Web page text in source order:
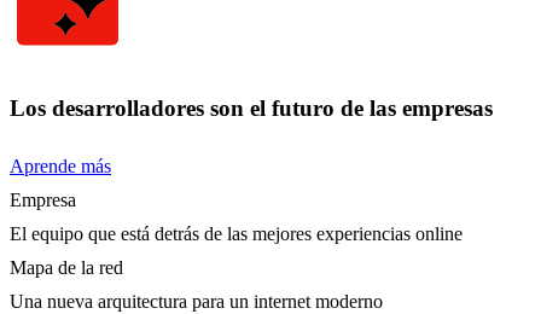
Los desarrolladores son el futuro de las empresas
Aprende más
Empresa
El equipo que está detrás de las mejores experiencias online
Mapa de la red
Una nueva arquitectura para un internet moderno